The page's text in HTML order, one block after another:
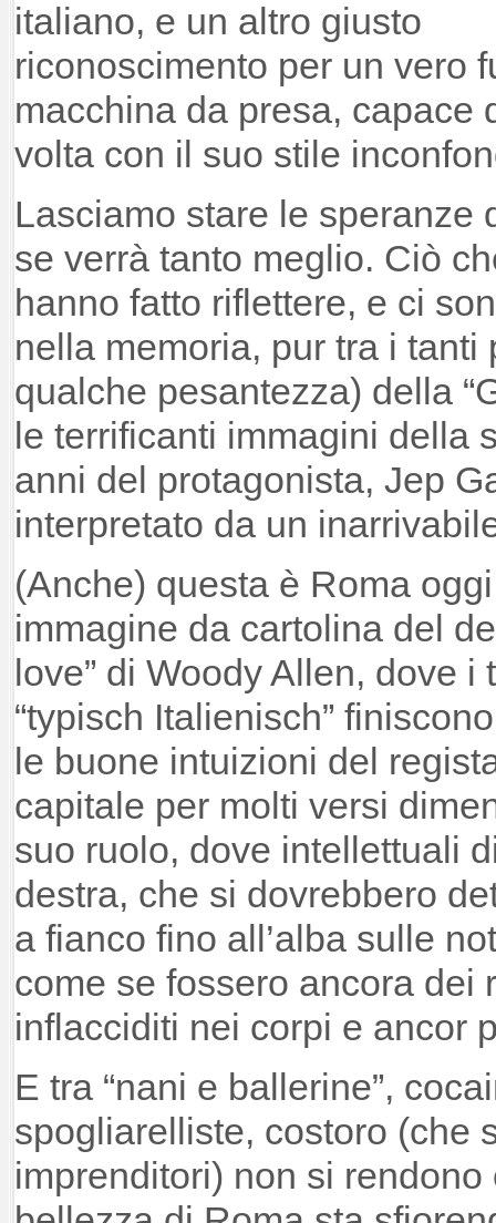
italiano, e un altro giusto
riconoscimento per un vero
macchina da presa, capace
volta con il suo stile
Lasciamo stare le speranze
se verrà tanto meglio. Ciò
hanno fatto riflettere, e ci
nella memoria, pur tra i
qualche pesantezza) della
le terrificanti immagini della
anni del protagonista, Jep
interpretato da un
(Anche) questa è Roma
immagine da cartolina del
love” di Woody Allen, dove i
“typisch Italienisch”
le buone intuizioni del
capitale per molti versi
suo ruolo, dove intellettuali
destra, che si dovrebbero
a fianco fino all’alba sulle
come se fossero ancora dei
inflacciditi nei corpi e ancor
E tra “nani e ballerine”,
spogliarelliste, costoro (che
imprenditori) non si